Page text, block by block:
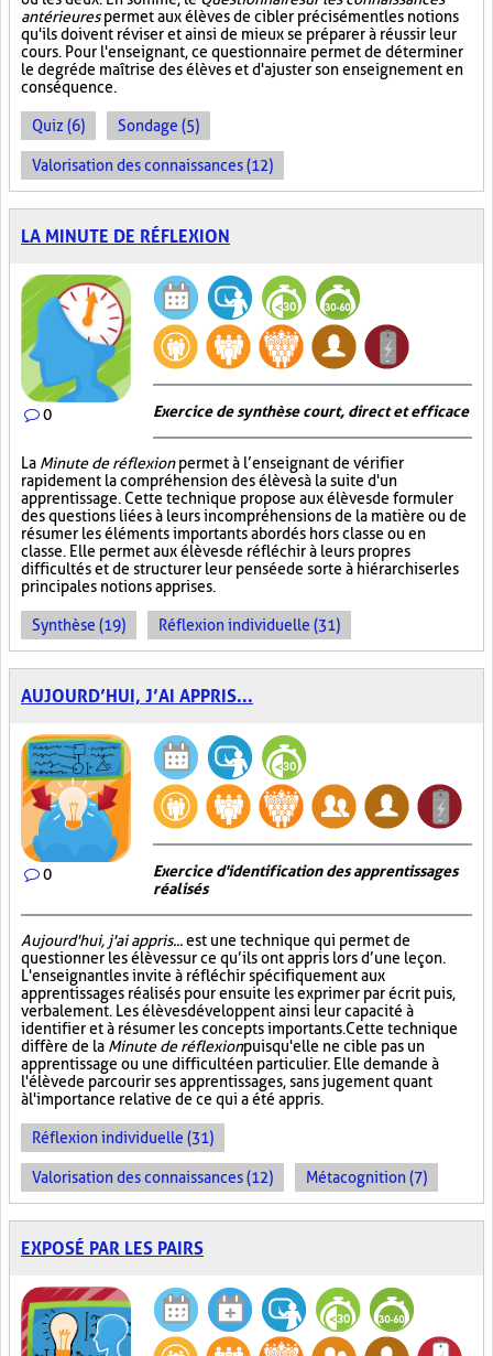
antérieurespermet aux élèves de cibler précisément les notions
qu'ils doivent réviser et ainsi de mieux se préparer à réussir leur
cours. Pour l'enseignant, ce questionnaire permet de déterminer
le degré de maîtrise des élèves et d'ajuster son enseignement en
conséquence.
Quiz (6) Sondage (5)
Valorisation des connaissances (12)
LA MINUTE DE RÉFLEXION
0 Exercice de synthèse court, direct et efficace
La Minute de réflexionpermet à l’enseignant de vérifier
rapidement la compréhension des élèves à la suite d'un
apprentissage. Cette technique propose aux élèves de formuler
des questions liées à leurs incompréhensions de la matière ou de
résumer les éléments importants abordés hors classe ou en
classe. Elle permet aux élèves de réfléchir à leurs propres
difficultés et de structurer leur pensée de sorte à hiérarchiser les
principales notions apprises.
Synthèse (19) Réflexion individuelle (31)
AUJOURD’HUI, J’AI APPRIS...
0
Exercice d'identification des apprentissages
réalisés
Aujourd'hui, j'ai appris...est une technique qui permet de
questionner les élèves sur ce qu’ils ont appris lors d’une leçon.
L'enseignant les invite à réfléchir spécifiquement aux
apprentissages réalisés pour ensuite les exprimer par écrit puis,
verbalement. Les élèves développent ainsi leur capacité à
identifier et à résumer les concepts importants. Cette technique
diffère de la Minute de réflexionpuisqu'elle ne cible pas un
apprentissage ou une difficulté en particulier. Elle demande à
l'élève de parcourir ses apprentissages, sans jugement quant
à l'importance relative de ce qui a été appris.
Réflexion individuelle (31)
Valorisation des connaissances (12) Métacognition (7)
EXPOSÉ PAR LES PAIRS